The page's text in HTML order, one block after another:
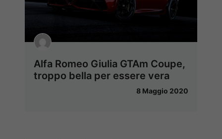
Alfa Romeo Giulia GTAm Coupe,
troppo bella per essere vera
8 Maggio 2020